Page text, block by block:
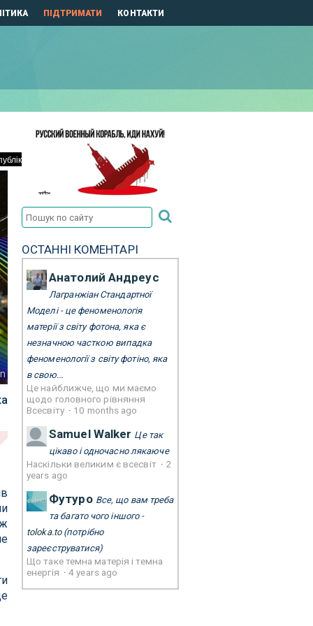
ПІДТРИМАТИ КОНТАКТИ
ОСТАННІ КОМЕНТАРІ
Анатолий Андреус
Лагранжіан Стандартної
Моделі - це феноменологія
матерії з світу фотона, яка є
незначною часткою випадка
феноменології з світу фотіно, яка
в свою...
Це найближче, що ми маємо
щодо головного рівняння
Всесвіту · 10 months ago
Samuel Walker Це так
цікаво і одночасно лякаюче
Наскільки великим є всесвіт · 2
years ago
Футуро Все, що вам треба
та багато чого іншого -
toloka.to(потрібно
зареєструватися)
Що таке темна матерія і темна
енергія ·4 years ago